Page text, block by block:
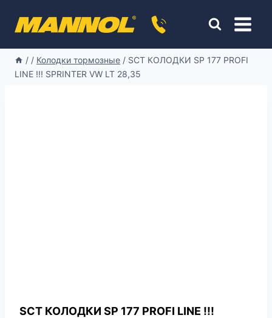
/ / Колодки тормозные / SCT КОЛОДКИ SP 177 PROFI
LINE !!! SPRINTER VW LT 28,35
SCT КОЛОДКИ SP 177 PROFI LINE !!!